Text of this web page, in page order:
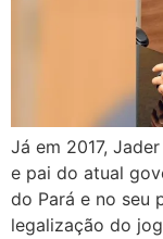
Já em 2017,
e pai do atual
do Pará e no seu
legalização do